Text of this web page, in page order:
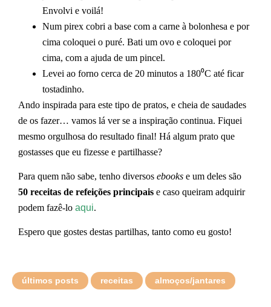
Envolvi e voilá!
Num pirex cobri a base com a carne à bolonhesa e por
cima coloquei o puré. Bati um ovo e coloquei por
cima, com a ajuda de um pincel.
Levei ao forno cerca de 20 minutos a 180⁰C até ficar
tostadinho.
Ando inspirada para este tipo de pratos, e cheia de saudades
de os fazer… vamos lá ver se a inspiração continua. Fiquei
mesmo orgulhosa do resultado final! Há algum prato que
gostasses que eu fizesse e partilhasse?
Para quem não sabe, tenho diversos ebooks e um deles são
50 receitas de refeições principais e caso queiram adquirir
podem fazê-lo aqui.
Espero que gostes destas partilhas, tanto como eu gosto!
últimos posts receitas almoços/jantares